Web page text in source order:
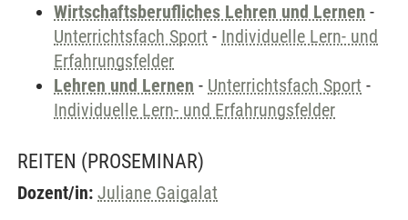
Wirtschaftsberufliches Lehren und Lernen -
Unterrichtsfach Sport - Individuelle Lern- und
Erfahrungsfelder
Lehren und Lernen - Unterrichtsfach Sport -
Individuelle Lern- und Erfahrungsfelder
REITEN (PROSEMINAR)
Dozent/in: Juliane Gaigalat